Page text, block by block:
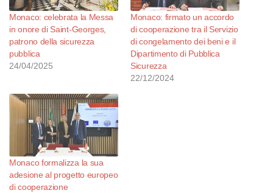
Monaco: celebrata la Messa
in onore di Saint-Georges,
patrono della sicurezza
pubblica
24/04/2025
Monaco: firmato un accordo
di cooperazione tra il Servizio
di congelamento dei beni e il
Dipartimento di Pubblica
Sicurezza
22/12/2024
Monaco formalizza la sua
adesione al progetto europeo
di cooperazione